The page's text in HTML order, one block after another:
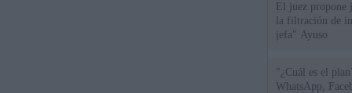
El juez propone
la filtración de
jefa" Ayuso
"¿Cuál es el
WhatsApp,